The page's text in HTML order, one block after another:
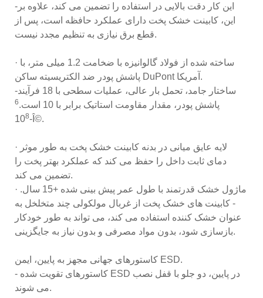
-این کار دقت بالایی در استفاده را تضمین می کند، علاوه بر
این، کابینت خشک پخت دارای عملکرد حافظه است، پس از
قطع برق نیازی به تنظیم مجدد نیست.
· ساخته شده از فولاد گالوانیزه با ضخامت 1.2 میلی متر، با
پاشش پودر ضد الکتریسیته ساکن DuPont آمریکا.
-ساختار جامد، تحمل بار عالی، عملیات سطحی با 18 فرآیند
پاشش پودر، مقدار مقاومت استاتیک برابر با 10 است.
6
-10
8 Î©.
· لایه عایق میانی در بدنه کابینت خشک پخت به طور موثر
دمای ثابت داخل را حفظ می کند که عملکرد بهتر پخت را
تضمین می کند.
· ماژول خشک قدرتمند با طول عمر پیش بینی شده +15 سال.
- کابینت های خشک پخت از غربال مولکولی چند متخلخل به
عنوان خشک کننده استفاده می کند، می تواند به طور خودکار
بازسازی شود، بدون مواد مصرفی و بدون نیاز به جایگزینی.
کاستورهای جهانی مجهز به پایین، ایمن ESD.
- کاستورهای تقویت شده ESD در پایین، دو جلو با قفل نصب
می شوند.